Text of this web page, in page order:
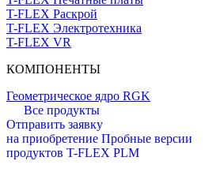
T-FLEX Раскрой
T-FLEX Электротехника
T-FLEX VR
КОМПОНЕНТЫ
Геометрическое ядро RGK
Все продукты
Отправить заявку
на приобретение Пробные версии
продуктов T-FLEX PLM